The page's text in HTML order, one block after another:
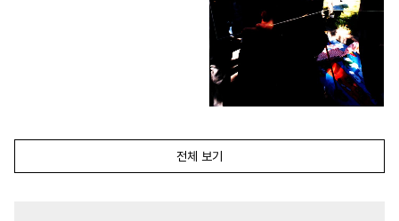
전체 보기